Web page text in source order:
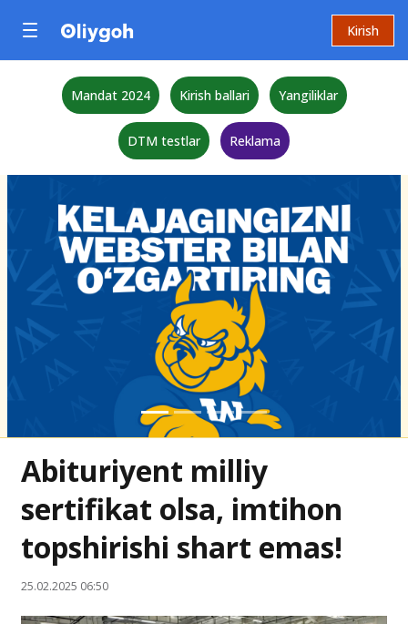
Kirish
Mandat 2024 Kirish ballari Yangiliklar
DTM testlar Reklama
Abituriyent milliy
sertifikat olsa, imtihon
topshirishi shart emas!
25.02.2025 06:50